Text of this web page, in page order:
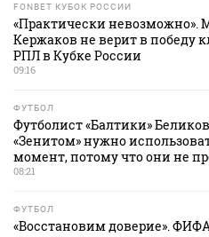
FONBET КУБОК РОССИИ
«Практически невозможно».
Кержаков не верит в победу
РПЛ в Кубке России
09:16
ФУТБОЛ
Футболист «Балтики»
«Зенитом» нужно
момент, потому что они не
08:21
ФУТБОЛ
«Восстановим доверие».